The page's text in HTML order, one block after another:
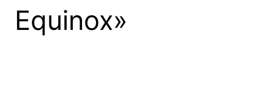
Equinox»